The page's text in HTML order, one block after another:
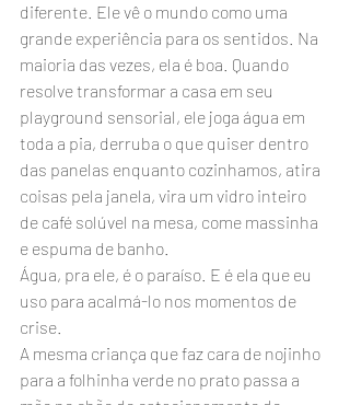
diferente. Ele vê o mundo como uma
grande experiência para os sentidos. Na
maioria das vezes, ela é boa. Quando
resolve transformar a casa em seu
playground sensorial, ele joga água em
toda a pia, derruba o que quiser dentro
das panelas enquanto cozinhamos, atira
coisas pela janela, vira um vidro inteiro
de café solúvel na mesa, come massinha
e espuma de banho.
Água, pra ele, é o paraíso. E é ela que eu
uso para acalmá-lo nos momentos de
crise.
A mesma criança que faz cara de nojinho
para a folhinha verde no prato passa a